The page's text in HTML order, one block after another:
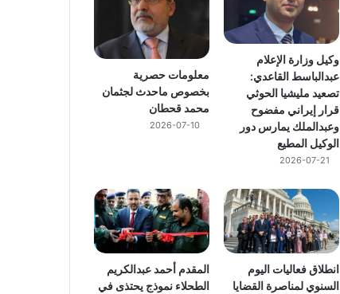
وكيل وزارة الإعلام
عبدالباسط القاعدي:
تصعيد مليشيا الحوثي
قرار إيراني مفضوح
وعبدالملك يمارس دور
الوكيل المطيع
2026-07-21
معلومات حصرية
بخصوص ماحدث لجثمان
محمد قحطان
2026-07-10
انطلاق فعاليات اليوم
السنوي لمناصرة القضايا
المقدم أحمد عبدالكريم
الطحلاء نموذج يحتذى في